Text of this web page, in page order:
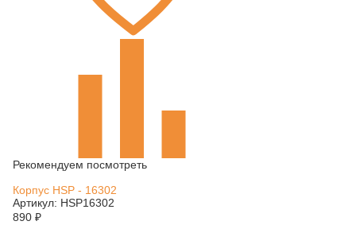
Рекомендуем посмотреть
Корпус HSP - 16302
Артикул: HSP16302
890 ₽